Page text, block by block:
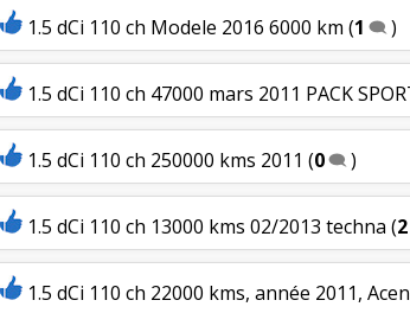
1.5 dCi 110 ch Modele 2016 6000 km (1 )
1.5 dCi 110 ch 47000 mars 2011 PACK
1.5 dCi 110 ch 250000 kms 2011 (0 )
1.5 dCi 110 ch 13000 kms 02/2013 techna (2
1.5 dCi 110 ch 22000 kms, année 2011,